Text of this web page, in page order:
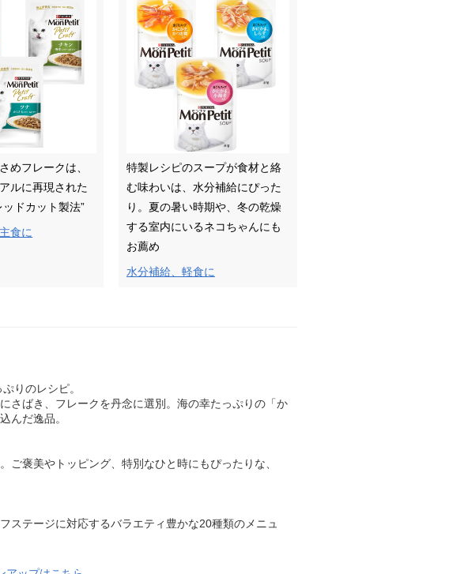
めフレークは、
ルに再現された
ドカット製法”
食に
特製レシピのスープが食材と絡
む味わいは、水分補給にぴった
り。夏の暑い時期や、冬の乾燥
する室内にいるネコちゃんにも
お薦め
水分補給、軽食に
りのレシピ。
さばき、フレークを丹念に選別。海の幸たっぷりの「か
んだ逸品。
ご褒美やトッピング、特別なひと時にもぴったりな、
ステージに対応するバラエティ豊かな20種類のメニュ